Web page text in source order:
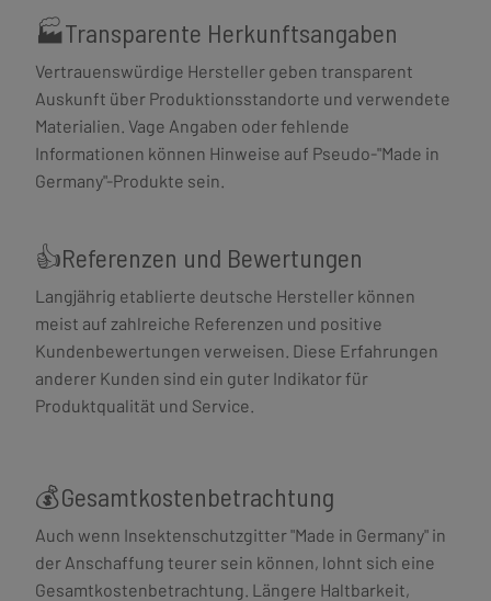
🏭Transparente Herkunftsangaben
Vertrauenswürdige Hersteller geben transparent
Auskunft über Produktionsstandorte und verwendete
Materialien. Vage Angaben oder fehlende
Informationen können Hinweise auf Pseudo-"Made in
Germany"-Produkte sein.
👍Referenzen und Bewertungen
Langjährig etablierte deutsche Hersteller können
meist auf zahlreiche Referenzen und positive
Kundenbewertungen verweisen. Diese Erfahrungen
anderer Kunden sind ein guter Indikator für
Produktqualität und Service.
💰Gesamtkostenbetrachtung
Auch wenn Insektenschutzgitter "Made in Germany" in
der Anschaffung teurer sein können, lohnt sich eine
Gesamtkostenbetrachtung. Längere Haltbarkeit,